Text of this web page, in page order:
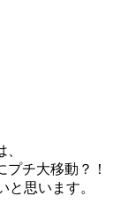
チ大移動？！
と思います。